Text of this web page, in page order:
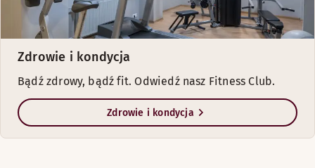
Zdrowie i kondycja
Bądź zdrowy, bądź fit. Odwiedź nasz Fitness Club.
Zdrowie i kondycja